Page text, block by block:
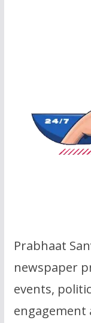
Prabhaat
newspaper
events,
engagement